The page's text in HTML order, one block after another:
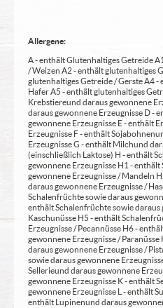
Allergene:
A - enthält Glutenhaltiges Getreide
/ Weizen A2 - enthält glutenhaltiges
glutenhaltiges Getreide / Gerste A4
Hafer A5 - enthält glutenhaltiges
Krebstiere und daraus gewonnene
daraus gewonnene Erzeugnisse D -
gewonnene Erzeugnisse E - enthält
Erzeugnisse F - enthält Sojabohnen
Erzeugnisse G - enthält Milch und
(einschließlich Laktose) H - enthält
gewonnene Erzeugnisse H1 -
gewonnene Erzeugnisse / Mandeln
daraus gewonnene Erzeugnisse /
Schalenfrüchte sowie daraus
enthält Schalenfrüchte sowie daraus
Kaschunüsse H5 - enthält
Erzeugnisse / Pecannüsse H6 -
gewonnene Erzeugnisse /
daraus gewonnene Erzeugnisse /
sowie daraus gewonnene
Sellerie und daraus gewonnene
gewonnene Erzeugnisse K - enthält
gewonnene Erzeugnisse L - enthält
enthält Lupinen und daraus